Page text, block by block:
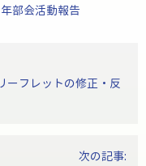
部会活動報告
ーフレットの修正・反
次の記事: